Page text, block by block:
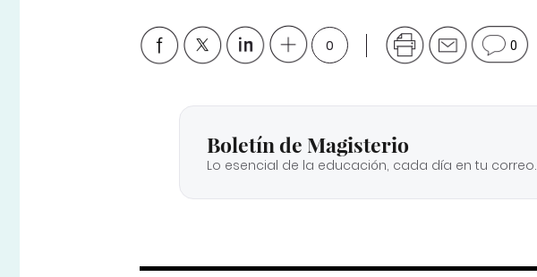
0 0
Boletín de Magisterio
Lo esencial de la educación, cada día en tu correo.